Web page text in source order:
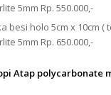
5mm Rp. 550.000,-
besi holo 5cm x 10cm (
5mm Rp. 650.000,-
Atap polycarbonate